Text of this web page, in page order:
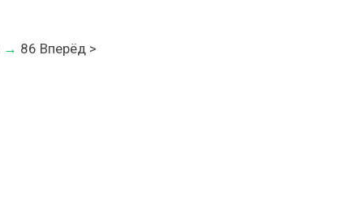
→ 86 Вперёд >